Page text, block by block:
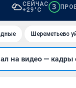
СЕЙЧАС
+29°C
3
Шереметьево
на видео — кадры